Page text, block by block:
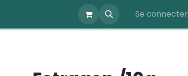
Se connecter